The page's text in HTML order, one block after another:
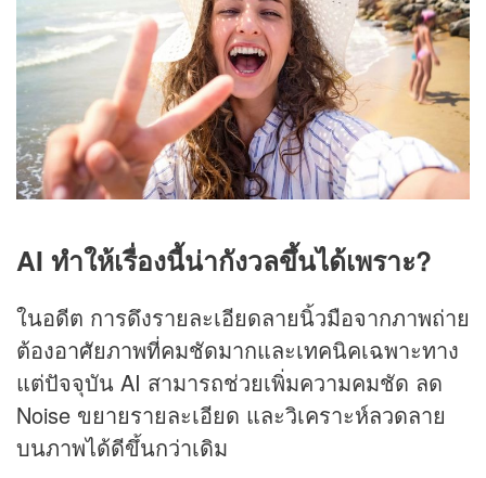
AI ทำให้เรื่องนี้น่ากังวลขึ้นได้เพราะ?
ในอดีต การดึงรายละเอียดลายนิ้วมือจากภาพถ่าย
ต้องอาศัยภาพที่คมชัดมากและเทคนิคเฉพาะทาง
แต่ปัจจุบัน AI สามารถช่วยเพิ่มความคมชัด ลด
Noise ขยายรายละเอียด และวิเคราะห์ลวดลาย
บนภาพได้ดีขึ้นกว่าเดิม